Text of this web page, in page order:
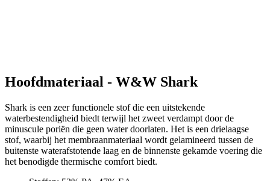
Hoofdmateriaal - W&W Shark
Shark is een zeer functionele stof die een uitstekende
waterbestendigheid biedt terwijl het zweet verdampt door de
minuscule poriën die geen water doorlaten. Het is een drielaagse
stof, waarbij het membraanmateriaal wordt gelamineerd tussen de
buitenste waterafstotende laag en de binnenste gekamde voering die
het benodigde thermische comfort biedt.